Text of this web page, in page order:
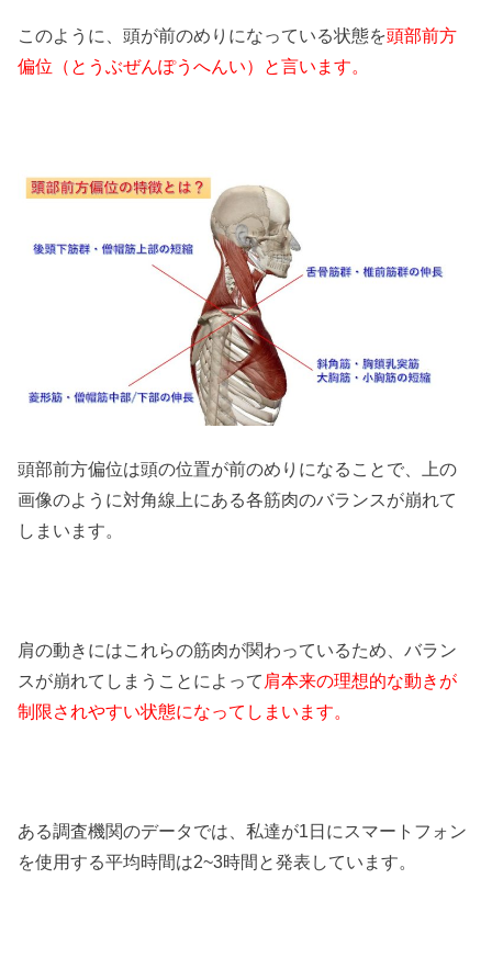
このように、頭が前のめりになっている状態を頭部前方
偏位（とうぶぜんぽうへんい）と言います。
頭部前方偏位は頭の位置が前のめりになることで、上の
画像のように対角線上にある各筋肉のバランスが崩れて
しまいます。
肩の動きにはこれらの筋肉が関わっているため、バラン
スが崩れてしまうことによって 肩本来の理想的な動きが
制限されやすい状態になってしまいます。
ある調査機関のデータでは、私達が1日にスマートフォン
を使用する平均時間は2~3時間と発表しています。